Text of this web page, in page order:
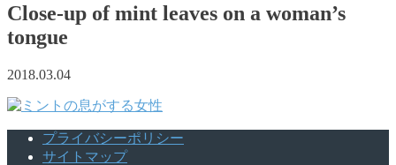
Close-up of mint leaves on a woman’s
tongue
2018.03.04
プライバシーポリシー
サイトマップ